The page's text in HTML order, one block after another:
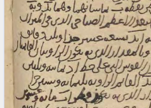
(the underscore) is the placeholder
for exactly one character.
%
(the percent sign) is the
placeholder for no, one or more
than one character.
%% (two percent signs) is the
placeholder for no, one or more
than one character, but not for
blank space (so that a search ends
at word boundaries).
🔎︎
Start
Project
Team
News
Jobs
Publications